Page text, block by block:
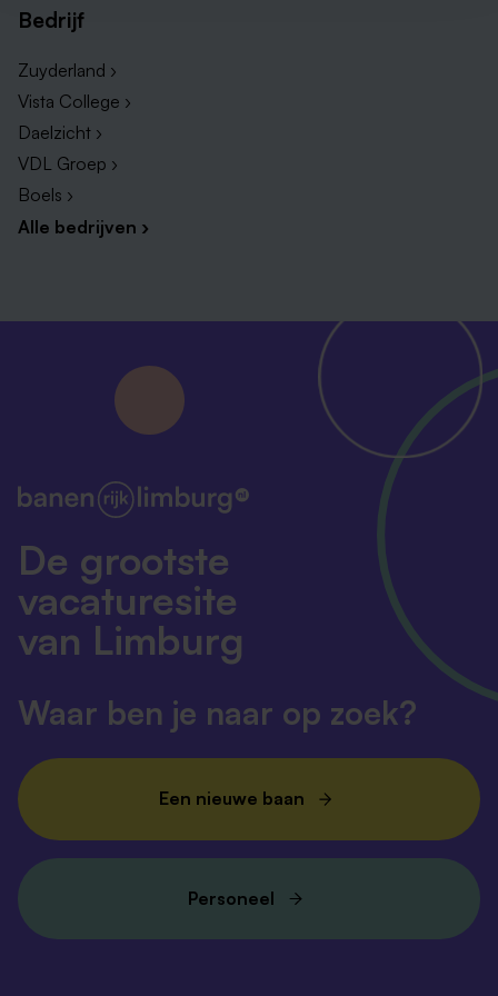
Bedrijf
Zuyderland ›
Vista College ›
Daelzicht ›
VDL Groep ›
Boels ›
Alle bedrijven ›
De grootste
vacaturesite
van Limburg
Waar ben je naar op zoek?
Een nieuwe baan
Personeel